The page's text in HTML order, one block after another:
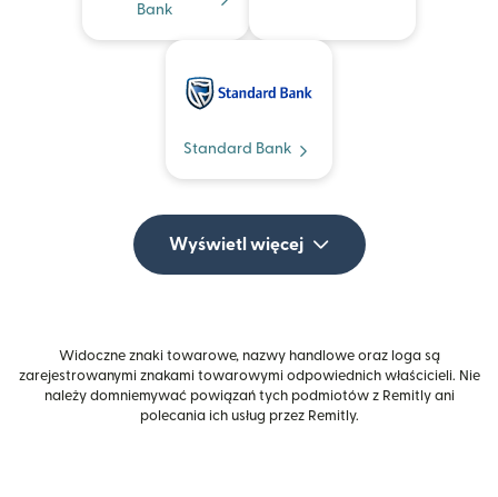
Bank
Standard Bank
Wyświetl więcej
Widoczne znaki towarowe, nazwy handlowe oraz loga są
zarejestrowanymi znakami towarowymi odpowiednich właścicieli. Nie
należy domniemywać powiązań tych podmiotów z Remitly ani
polecania ich usług przez Remitly.